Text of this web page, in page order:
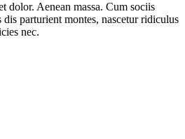
dolor. Aenean massa. Cum sociis
dis parturient montes, nascetur ridiculus
nec.